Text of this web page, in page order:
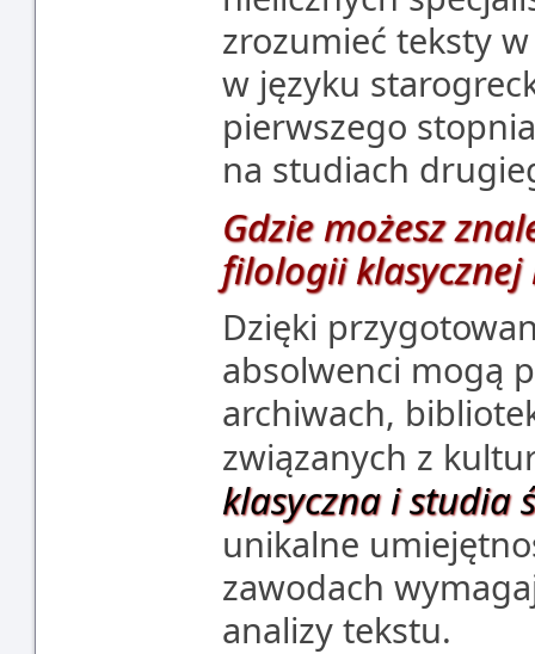
zrozumieć teksty
w języku
pierwszego
na studiach
Gdzie możesz
filologii
Dzięki
absolwenci mogą
archiwach,
związanych z
klasyczna i studia
unikalne
zawodach
analizy tekstu.